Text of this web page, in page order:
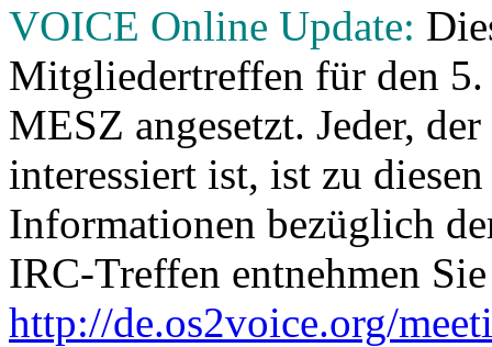
VOICE Online Update:
Mitgliedertreffen für den
MESZ angesetzt. Jeder,
interessiert ist, ist zu
Informationen bezüglich
IRC-Treffen entnehmen
http://de.os2voice.org/